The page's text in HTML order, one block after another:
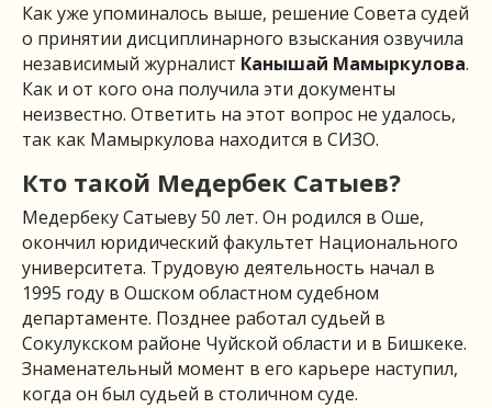
Как уже упоминалось выше, решение Совета судей
о принятии дисциплинарного взыскания озвучила
независимый журналист Канышай Мамыркулова.
Как и от кого она получила эти документы
неизвестно. Ответить на этот вопрос не удалось,
так как Мамыркулова находится в СИЗО.
Кто такой Медербек Сатыев?
Медербеку Сатыеву 50 лет. Он родился в Оше,
окончил юридический факультет Национального
университета. Трудовую деятельность начал в
1995 году в Ошском областном судебном
департаменте. Позднее работал судьей в
Сокулукском районе Чуйской области и в Бишкеке.
Знаменательный момент в его карьере наступил,
когда он был судьей в столичном суде.